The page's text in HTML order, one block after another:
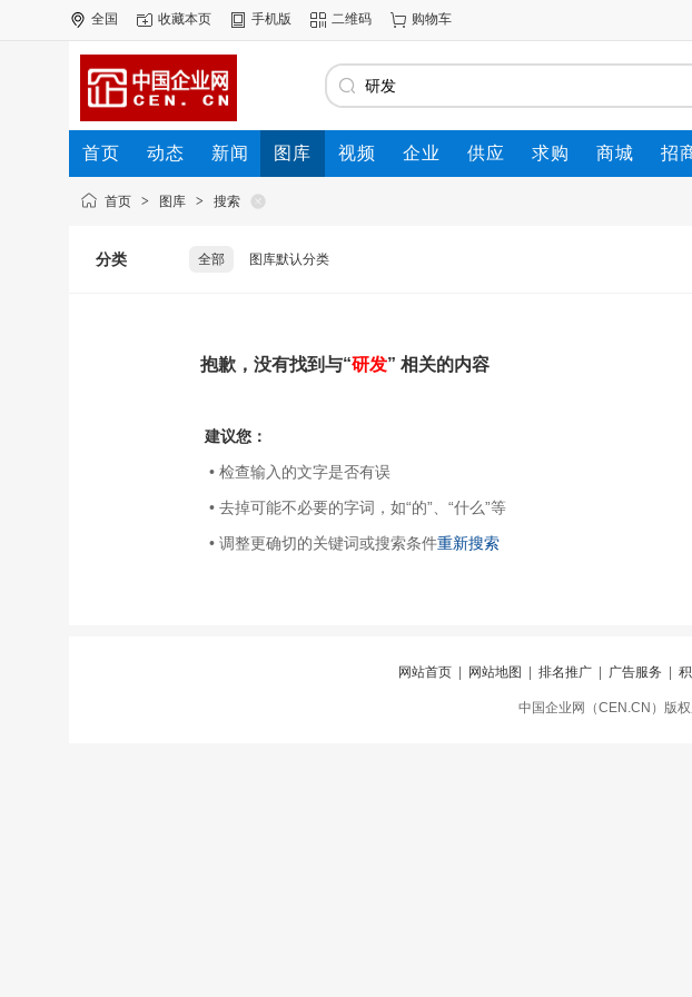
全国 收藏本页 手机版 二维码 购物车
首页 动态 新闻 图库 视频 企业 供应 求购 商城 招
首页 > 图库 > 搜索
分类 全部 图库默认分类
抱歉，没有找到与“研发” 相关的内容
建议您：
• 检查输入的文字是否有误
• 去掉可能不必要的字词，如“的”、“什么”等
• 调整更确切的关键词或搜索条件重新搜索
网站首页 网站地图 排名推广 广告服务
中国企业网（CEN.CN）版